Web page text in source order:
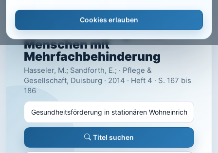
Cookies erlauben
Gesundheitsförderung in
stationären
Wohneinrichtungen für
Menschen mit
Mehrfachbehinderung
Hasseler, M.; Sandforth, E.; · Pflege &
Gesellschaft, Duisburg · 2014 · Heft 4 · S. 167 bis
186
Titel suchen